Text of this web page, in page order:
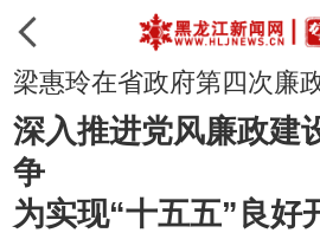
梁惠玲在省政府第四次廉
深入推进党风廉政建
争
为实现“十五五”良好